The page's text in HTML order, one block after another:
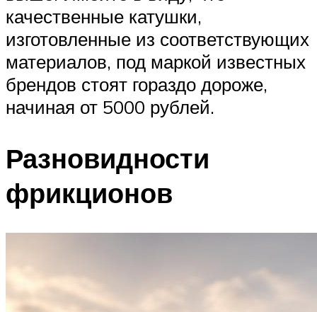
качественные катушки,
изготовленные из соответствующих
материалов, под маркой известных
брендов стоят гораздо дороже,
начиная от 5000 рублей.
Разновидности
фрикционов